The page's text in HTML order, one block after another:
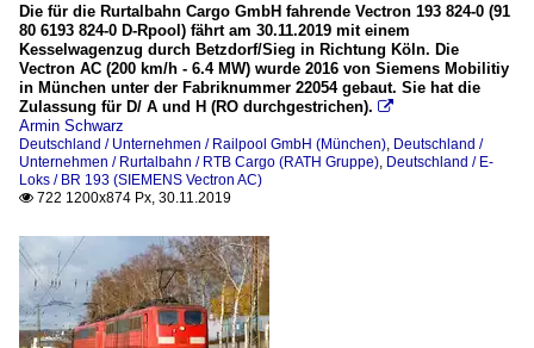
Die für die Rurtalbahn Cargo GmbH fahrende Vectron 193 824-0 (91
80 6193 824-0 D-Rpool) fährt am 30.11.2019 mit einem
Kesselwagenzug durch Betzdorf/Sieg in Richtung Köln. Die
Vectron AC (200 km/h - 6.4 MW) wurde 2016 von Siemens Mobilitiy
in München unter der Fabriknummer 22054 gebaut. Sie hat die
Zulassung für D/ A und H (RO durchgestrichen). 
Armin Schwarz
Deutschland / Unternehmen / Railpool GmbH (München), Deutschland /
Unternehmen / Rurtalbahn / RTB Cargo (RATH Gruppe), Deutschland / E-
Loks / BR 193 (SIEMENS Vectron AC)
 722 1200x874 Px, 30.11.2019